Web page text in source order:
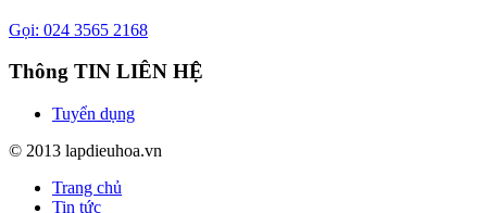
Gọi: 024 3565 2168
Thông TIN LIÊN HỆ
Tuyển dụng
© 2013 lapdieuhoa.vn
Trang chủ
Tin tức